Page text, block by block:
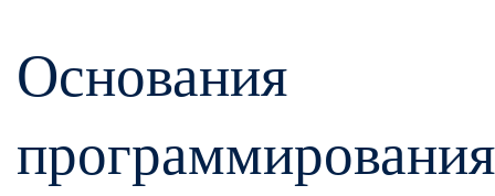
Основания
программирования